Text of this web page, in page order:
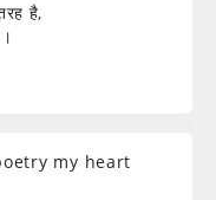
है,
my heart